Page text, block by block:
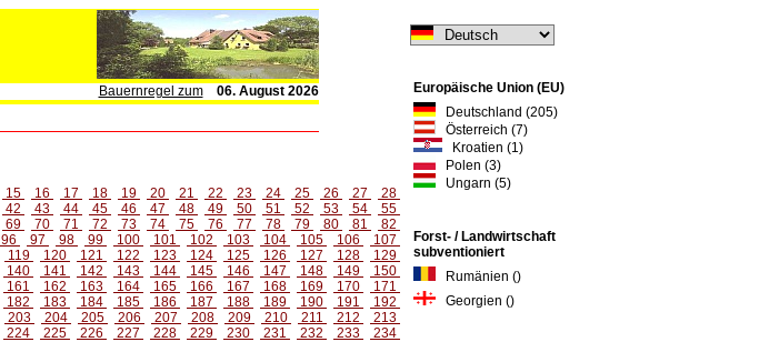
Bauernregel zum
06. August 2026
Europäische Union (EU)
Deutschland (205)
Österreich (7)
Kroatien (1)
Polen (3)
Ungarn (5)
Forst- / Landwirtschaft
subventioniert
Rumänien ()
Georgien ()
15 16 17 18 19 20 21 22 23 24 25 26 27
28
42 43 44 45 46 47 48 49 50 51 52 53 54
55
69 70 71 72 73 74 75 76 77 78 79 80 81
82
96 97 98 99 100 101 102 103 104 105 106
107
119 120 121 122 123 124 125 126 127 128
129
140 141 142 143 144 145 146 147 148 149
150
161 162 163 164 165 166 167 168 169 170
171
182 183 184 185 186 187 188 189 190 191
192
203 204 205 206 207 208 209 210 211 212
213
224 225 226 227 228 229 230 231 232 233
234